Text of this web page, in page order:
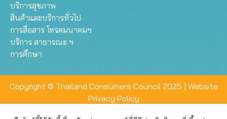
บริการสุขภาพ
สินค้าและบริการทั่วไป
การสื่อสาร โทรคมนาคมฯ
บริการ สาธารณะ ฯ
การศึกษา
Copyright © Thailand Consumers Council 2025 | Website
Privacy Policy